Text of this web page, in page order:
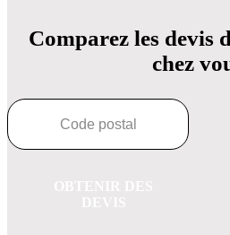
Comparez les devis
chez